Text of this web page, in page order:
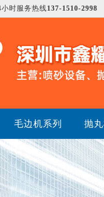
时服务热线137-1510-2998
毛边机系列 抛